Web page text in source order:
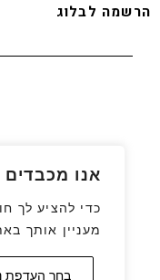
אנו מכבדים
כדי להציע לך
מעניין אותך
בחר העדפת
לבלוג
גלילה